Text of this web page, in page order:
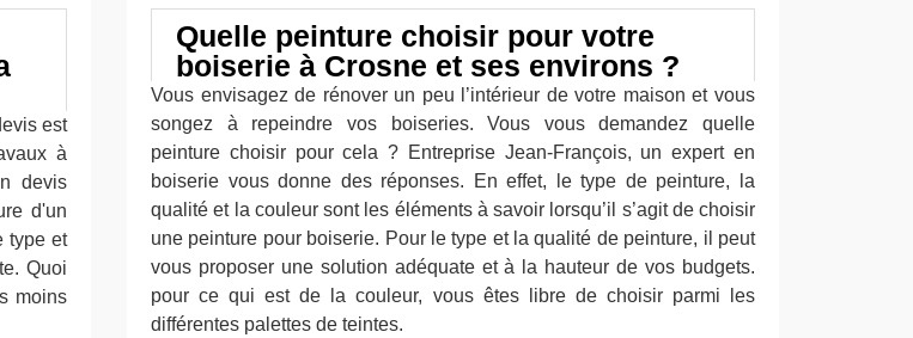
est
à
devis
d'un
type et
Quoi
moins
Quelle peinture choisir pour votre
boiserie à Crosne et ses environs ?
Vous envisagez de rénover un peu l’intérieur de votre maison et vous
songez à repeindre vos boiseries. Vous vous demandez quelle
peinture choisir pour cela ? Entreprise Jean-François, un expert en
boiserie vous donne des réponses. En effet, le type de peinture, la
qualité et la couleur sont les éléments à savoir lorsqu’il s’agit de choisir
une peinture pour boiserie. Pour le type et la qualité de peinture, il peut
vous proposer une solution adéquate et à la hauteur de vos budgets.
pour ce qui est de la couleur, vous êtes libre de choisir parmi les
différentes palettes de teintes.